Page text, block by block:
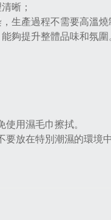
晰；
生產過程不需要高溫
夠提升整體品味和氛圍‌
用濕毛巾擦拭。
要放在特別潮濕的環境